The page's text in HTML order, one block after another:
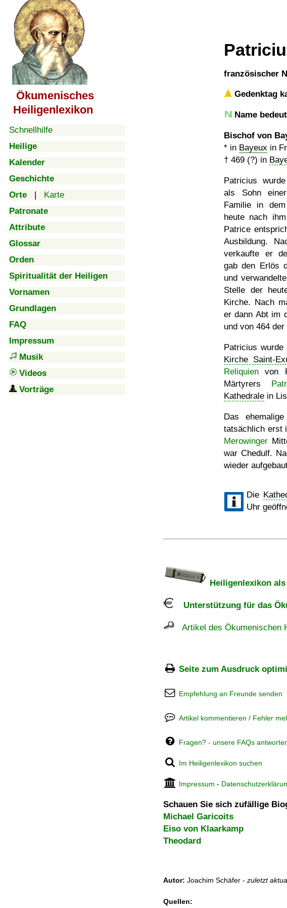
Ökumenisches
Heiligenlexikon
Schnellhilfe
Heilige
Kalender
Geschichte
Orte | Karte
Patronate
Attribute
Glossar
Orden
Spiritualität der Heiligen
Vornamen
Grundlagen
FAQ
Impressum
Musik
Videos
Vorträge
französischer
Gedenktag
Name
Bischof von
* in Bayeux in
† 469 (?) in
Patricius
als Sohn
Familie in
heute nach
Patrice
Ausbildung.
verkaufte er
gab den Erlös
und
Stelle der
Kirche. Nach
er dann Abt im
und von 464
Patricius wurde
Kirche Saint-
Reliquien von
Märtyrers
Kathedrale in
Das ehemalige
tatsächlich erst
Merowinger
war Chedulf.
wieder
Die
Uhr
Heiligenlexikon
Unterstützung für das
Artikel des Ökumenischen
Seite zum Ausdruck
Empfehlung an Freunde senden
Artikel kommentieren / Fehler
Fragen? - unsere FAQs
Im Heiligenlexikon suchen
Impressum -
Schauen Sie sich zufällige
Michael Garicoits
Eiso von Klaarkamp
Theodard
Autor: Joachim Schäfer - zuletzt
Quellen: